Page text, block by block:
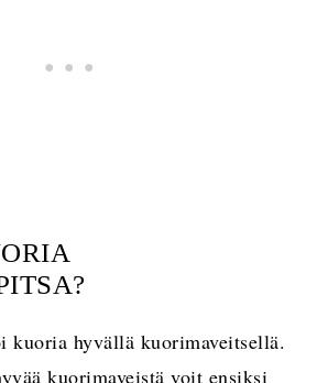
kuoria hyvällä kuorimaveitsellä.
kuorimaveistä voit ensiksi